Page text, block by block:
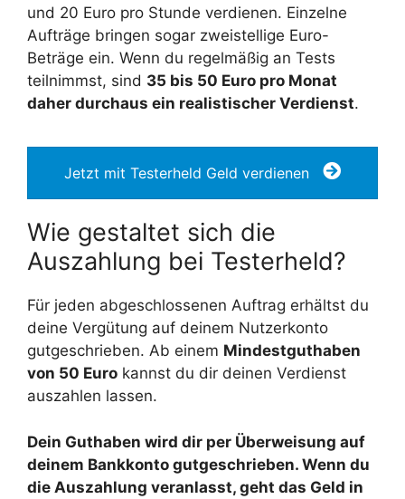
und 20 Euro pro Stunde verdienen. Einzelne
Aufträge bringen sogar zweistellige Euro-
Beträge ein. Wenn du regelmäßig an Tests
teilnimmst, sind 35 bis 50 Euro pro Monat
daher durchaus ein realistischer Verdienst.
Jetzt mit Testerheld Geld verdienen
Wie gestaltet sich die
Auszahlung bei Testerheld?
Für jeden abgeschlossenen Auftrag erhältst du
deine Vergütung auf deinem Nutzerkonto
gutgeschrieben. Ab einem Mindestguthaben
von 50 Euro kannst du dir deinen Verdienst
auszahlen lassen.
Dein Guthaben wird dir per Überweisung auf
deinem Bankkonto gutgeschrieben. Wenn du
die Auszahlung veranlasst, geht das Geld in